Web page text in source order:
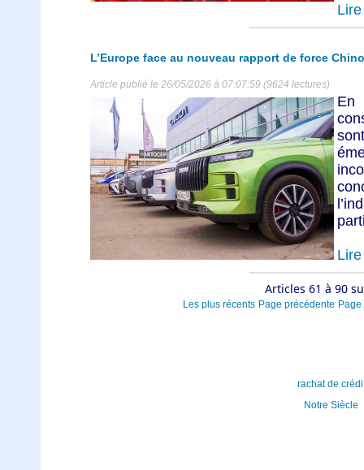
L’Europe face au nouveau rapport de force
Article publié le 26/05/2026 à 07:07:59 (9624 lectures)
Articles 61 à 90
Les plus récents Page précédente Page
rachat de
Notre Siècle